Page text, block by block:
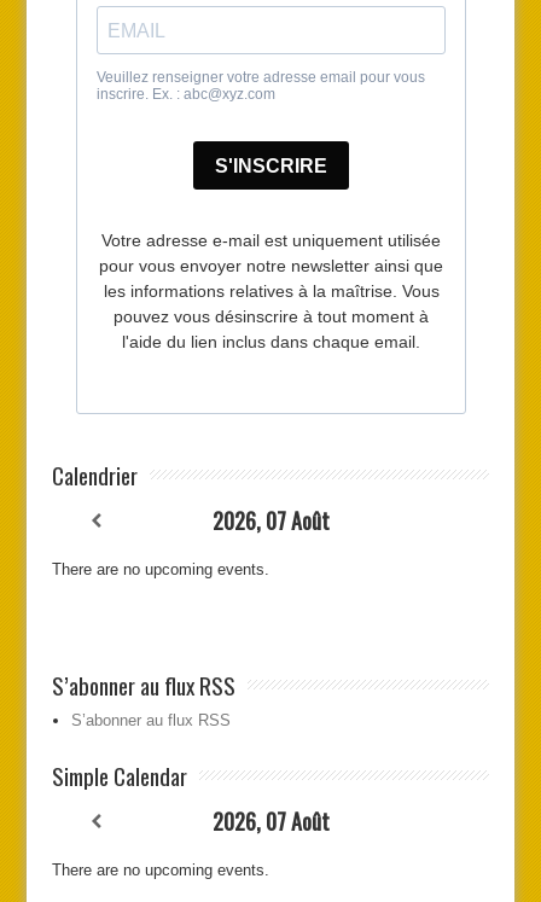
Calendrier
2026, 07 Août
There are no upcoming events.
S’abonner au flux RSS
S’abonner au flux RSS
Simple Calendar
2026, 07 Août
There are no upcoming events.